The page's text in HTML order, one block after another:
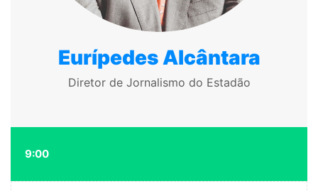
Eurípedes Alcântara
Diretor de Jornalismo do Estadão
9:00